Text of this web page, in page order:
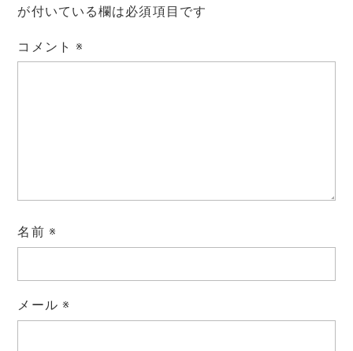
が付いている欄は必須項目です
コメント※
名前 ※
メール ※